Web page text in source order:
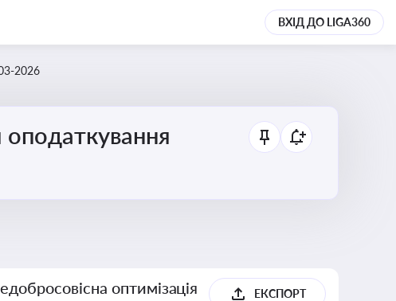
ВХІД ДО LIGA360
2026
оподаткування
оптимізація
ЕКСПОРТ